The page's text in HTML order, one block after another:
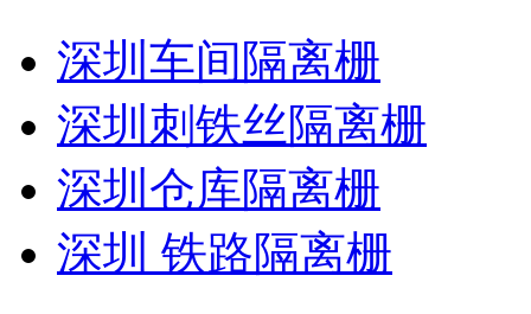
深圳车间隔离栅
深圳刺铁丝隔离栅
深圳仓库隔离栅
深圳 铁路隔离栅